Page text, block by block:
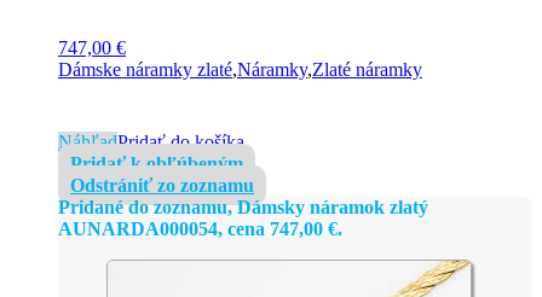
747,00 €
Dámske náramky zlaté,Náramky,Zlaté náramky
NáhľadPridať do košíka
Pridať k obľúbeným
Odstrániť zo zoznamu
Pridané do zoznamu, Dámsky náramok zlatý
AUNARDA000054, cena 747,00 €.